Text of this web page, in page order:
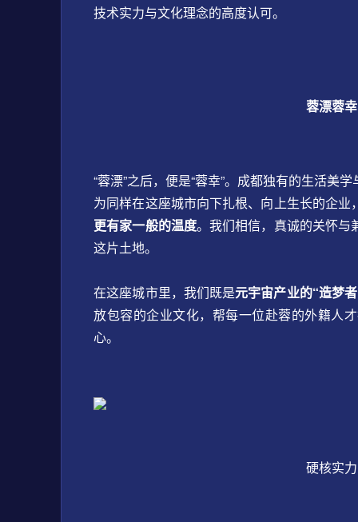
技术实力与文化理念的高度认可。
蓉漂蓉
“蓉漂”之后，便是“蓉幸”。成都独有的生活美
为同样在这座城市向下扎根、向上生长的企业
更有家一般的温度。我们相信，真诚的关怀与
这片土地。
在这座城市里，我们既是元宇宙产业的“造梦
放包容的企业文化，帮每一位赴蓉的外籍人
心。
硬核实